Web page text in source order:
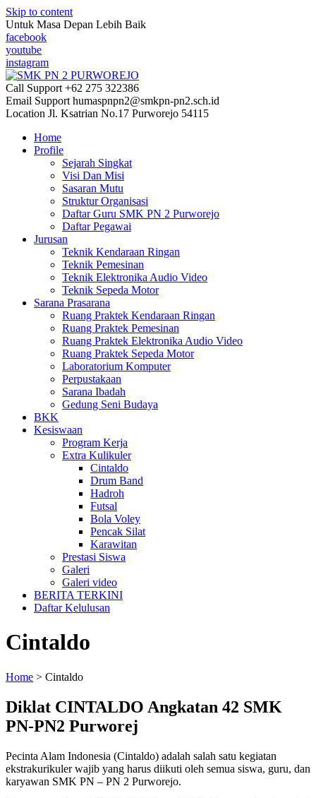
Skip to content
Untuk Masa Depan Lebih Baik
facebook
youtube
instagram
Call Support +62 275 322386
Email Support humaspnpn2@smkpn-pn2.sch.id
Location Jl. Ksatrian No.17 Purworejo 54115
Home
Profile
Sejarah Singkat
Visi Dan Misi
Sasaran Mutu
Struktur Organisasi
Daftar Guru SMK PN 2 Purworejo
Daftar Pegawai
Jurusan
Teknik Kendaraan Ringan
Teknik Pemesinan
Teknik Elektronika Audio Video
Teknik Sepeda Motor
Sarana Prasarana
Ruang Praktek Kendaraan Ringan
Ruang Praktek Pemesinan
Ruang Praktek Elektronika Audio Video
Ruang Praktek Sepeda Motor
Laboratorium Komputer
Perpustakaan
Sarana Ibadah
Gedung Seni Budaya
BKK
Kesiswaan
Program Kerja
Extra Kulikuler
Cintaldo
Drum Band
Hadroh
Futsal
Bola Voley
Pencak Silat
Karawitan
Prestasi Siswa
Galeri
Galeri video
BERITA TERKINI
Daftar Kelulusan
Cintaldo
Home > Cintaldo
Diklat CINTALDO Angkatan 42 SMK
PN-PN2 Purworej
Pecinta Alam Indonesia (Cintaldo) adalah salah satu kegiatan
ekstrakurikuler wajib yang harus diikuti oleh semua siswa, guru, dan
karyawan SMK PN – PN 2 Purworejo.